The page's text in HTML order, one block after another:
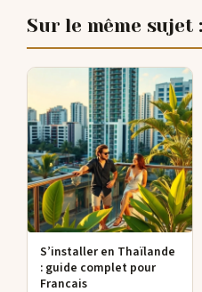
Sur le même sujet
S’installer en Thaïlande
: guide complet pour
Francais